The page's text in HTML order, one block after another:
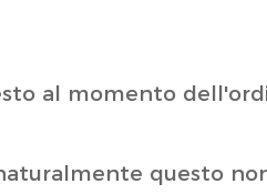
al momento
questo